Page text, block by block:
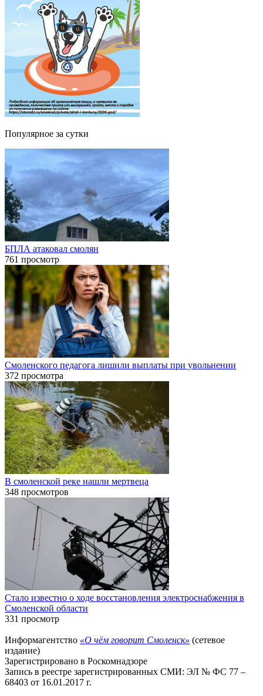
Популярное за сутки
БПЛА атаковал смолян
761 просмотр
Смоленского педагога лишили выплаты при увольнении
372 просмотра
В смоленской реке нашли мертвеца
348 просмотров
Стало известно о ходе восстановления электроснабжения в
Смоленской области
331 просмотр
Информагентство «О чём говорит Смоленск» (сетевое
издание)
Зарегистрировано в Роскомнадзоре
Запись в реестре зарегистрированных СМИ: ЭЛ № ФС 77 –
68403 от 16.01.2017 г.